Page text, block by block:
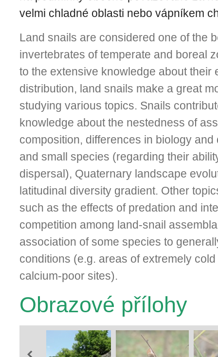
velmi chladné oblasti nebo vápníkem
Land snails are considered one of the
invertebrates of temperate and boreal
to the extensive knowledge about their
distribution, land snails make a great
studying various topics. Snails
knowledge about the nestedness of
composition, differences in biology and
and small species (regarding their
dispersal), Quaternary landscape
latitudinal diversity gradient. Other
such as the effects of predation and
competition among land-snail
association of some species to
conditions (e.g. areas of extremely
calcium-poor sites).
Obrazové přílohy